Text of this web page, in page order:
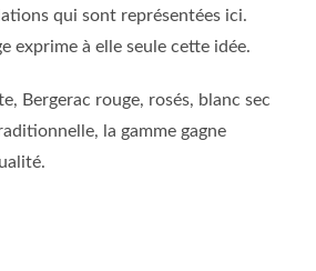
qui sont représentées ici.
exprime à elle seule cette idée.
Bergerac rouge, rosés, blanc sec
la gamme gagne